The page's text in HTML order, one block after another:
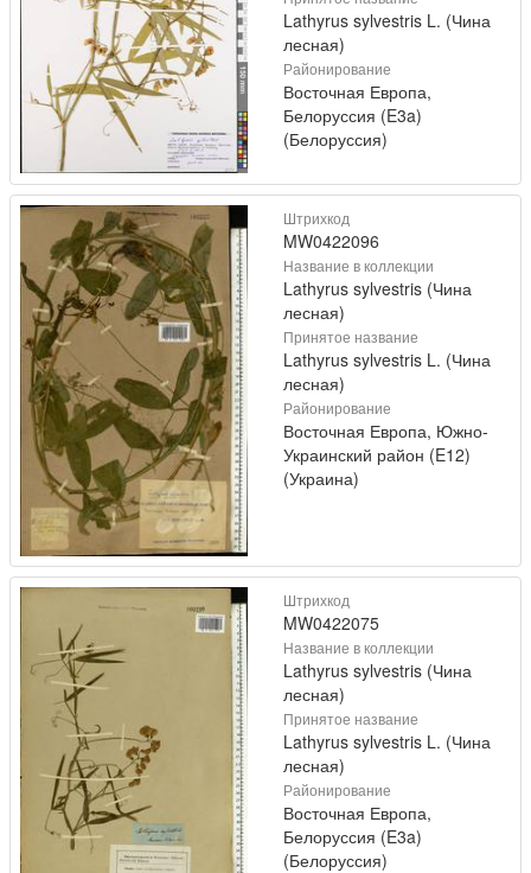
Lathyrus sylvestris L. (Чина
лесная)
Районирование
Восточная Европа,
Белоруссия (E3a)
(Белоруссия)
Штрихкод
MW0422096
Название в коллекции
Lathyrus sylvestris (Чина
лесная)
Принятое название
Lathyrus sylvestris L. (Чина
лесная)
Районирование
Восточная Европа, Южно-
Украинский район (E12)
(Украина)
Штрихкод
MW0422075
Название в коллекции
Lathyrus sylvestris (Чина
лесная)
Принятое название
Lathyrus sylvestris L. (Чина
лесная)
Районирование
Восточная Европа,
Белоруссия (E3a)
(Белоруссия)